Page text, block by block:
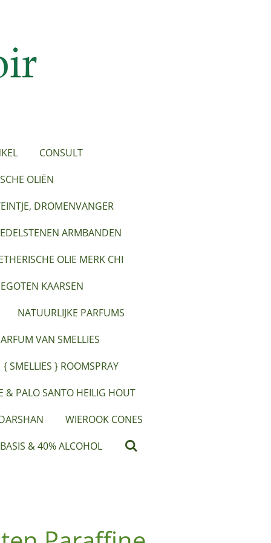
CONSULT
OLIËN
DROMENVANGER
EDELSTENEN ARMBANDEN
OLIE MERK CHI
KAARSEN
NATUURLIJKE PARFUMS
VAN SMELLIES
{ SMELLIES } ROOMSPRAY
& PALO SANTO HEILIG HOUT
WIEROOK CONES
& 40% ALCOHOL